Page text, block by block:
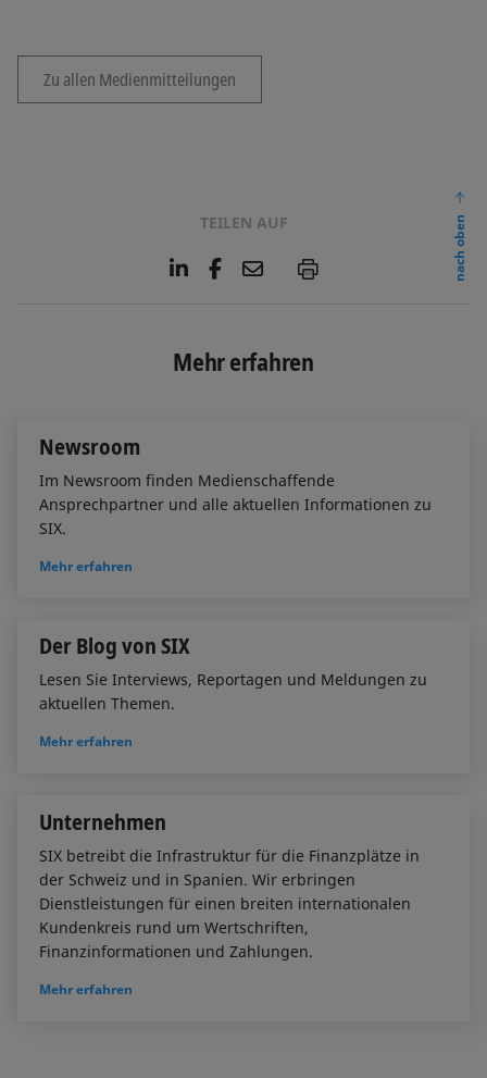
Zu allen Medienmitteilungen
TEILEN AUF
L
e
d
F
o
E
l
P
nach oben
Mehr erfahren
Newsroom
Im Newsroom finden Medienschaffende
Ansprechpartner und alle aktuellen Informationen zu
SIX.
Mehr erfahren
Der Blog von SIX
Lesen Sie Interviews, Reportagen und Meldungen zu
aktuellen Themen.
Mehr erfahren
Unternehmen
SIX betreibt die Infrastruktur für die Finanzplätze in
der Schweiz und in Spanien. Wir erbringen
Dienstleistungen für einen breiten internationalen
Kundenkreis rund um Wertschriften,
Finanzinformationen und Zahlungen.
Mehr erfahren